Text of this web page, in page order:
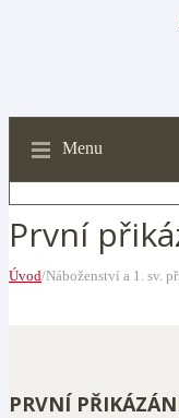
Menu
První
Úvod/Náboženství a 1. sv.
PRVNÍ